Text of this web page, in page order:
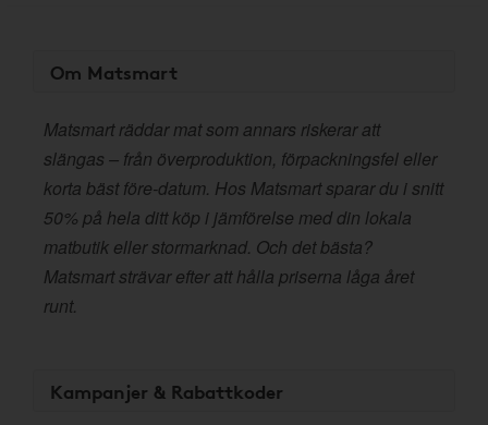
Om Matsmart
Matsmart räddar mat som annars riskerar att
slängas – från överproduktion, förpackningsfel eller
korta bäst före-datum. Hos Matsmart sparar du i snitt
50% på hela ditt köp i jämförelse med din lokala
matbutik eller stormarknad. Och det bästa?
Matsmart strävar efter att hålla priserna låga året
runt.
Kampanjer & Rabattkoder